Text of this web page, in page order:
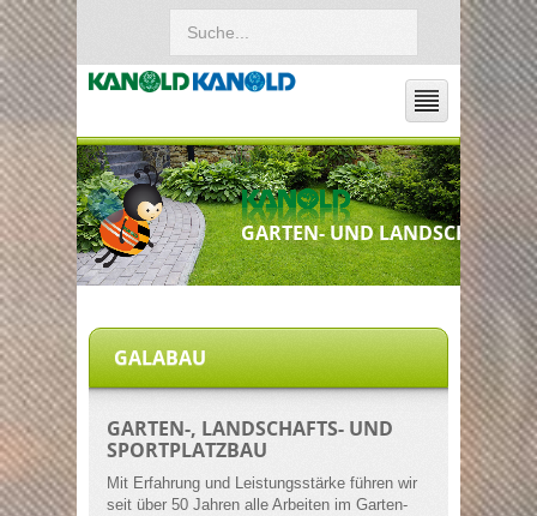
GARTEN- UND
GALABAU
GARTEN-, LANDSCHAFTS- UND
SPORTPLATZBAU
Mit Erfahrung und Leistungsstärke führen wir
seit über 50 Jahren alle Arbeiten im Garten-